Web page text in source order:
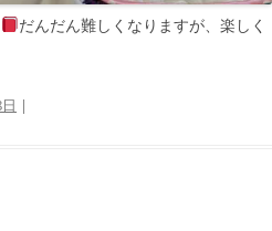
だんだん難しくなりますが、楽しく
|